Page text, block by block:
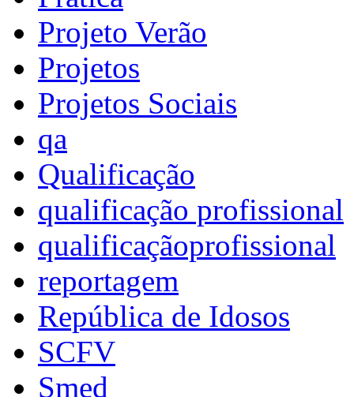
Projeto Verão
Projetos
Projetos Sociais
qa
Qualificação
qualificação profissional
qualificaçãoprofissional
reportagem
República de Idosos
SCFV
Smed